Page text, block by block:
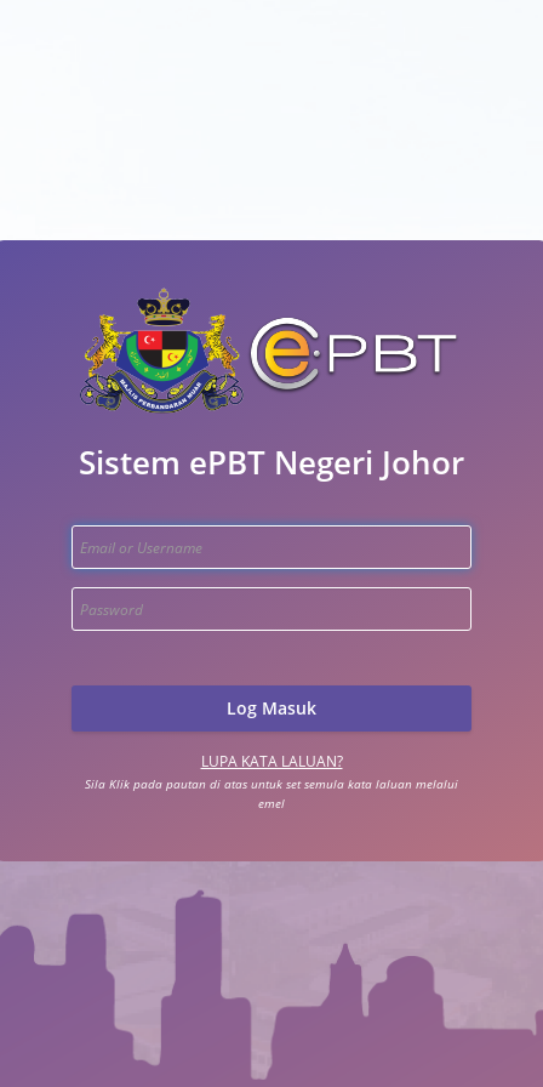
Sistem ePBT Negeri Johor
LUPA KATA LALUAN?
Sila Klik pada pautan di atas untuk set semula kata laluan melalui
emel